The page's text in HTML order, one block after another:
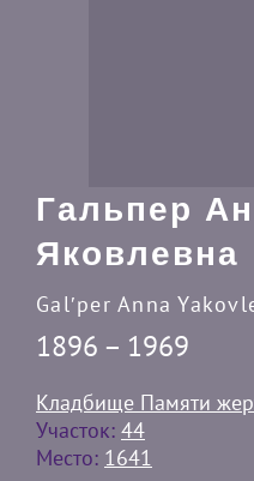
Гальпер
Яковлевна
Galʹper Anna
1896 – 1969
Кладбище Памяти
Участок: 44
Место: 1641